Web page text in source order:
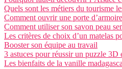
Quels sont les métiers du tourisme
Comment ouvrir une porte
Comment utiliser son savon peau
Les critères de choix d’un matelas
Booster son équipe au travail
3 astuces pour réussir un puzzle 3D
Les bienfaits de la vanille